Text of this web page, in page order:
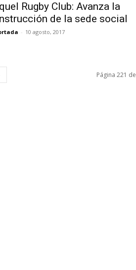
Rugby Club: Avanza la
de la sede social
- 10 agosto, 2017
Página 221